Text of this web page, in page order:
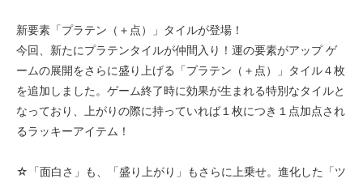
新要素「プラテン（＋点）」タイルが登場！
今回、新たにプラテンタイルが仲間入り！運の要素がアップ ゲ
ームの展開をさらに盛り上げる「プラテン（＋点）」タイル４枚
を追加しました。ゲーム終了時に効果が生まれる特別なタイルと
なっており、上がりの際に持っていれば１枚につき１点加点され
るラッキーアイテム！
☆「面白さ」も、「盛り上がり」もさらに上乗せ。進化した「ツ